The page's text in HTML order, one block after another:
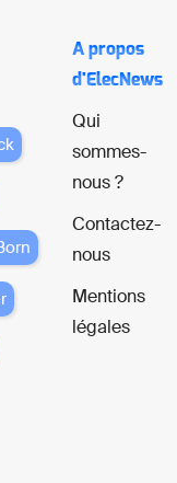
A propos
d'ElecNews
Qui
sommes-
nous ?
Contactez-
nous
Mentions
légales